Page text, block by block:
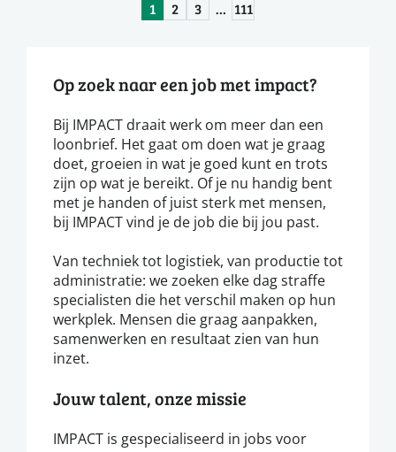
1 2 3 … 111
Op zoek naar een job met impact?
Bij IMPACT draait werk om meer dan een
loonbrief. Het gaat om doen wat je graag
doet, groeien in wat je goed kunt en trots
zijn op wat je bereikt. Of je nu handig bent
met je handen of juist sterk met mensen,
bij IMPACT vind je de job die bij jou past.
Van techniek tot logistiek, van productie tot
administratie: we zoeken elke dag straffe
specialisten die het verschil maken op hun
werkplek. Mensen die graag aanpakken,
samenwerken en resultaat zien van hun
inzet.
Jouw talent, onze missie
IMPACT is gespecialiseerd in jobs voor